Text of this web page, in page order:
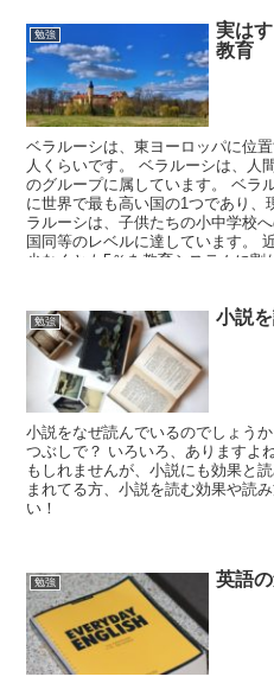
勉強
実は
教育
ベラルーシは、東ヨーロッパに位
人くらいです。 ベラルーシは、人
のグループに属しています。 ベラ
に世界で最も高い国の1つであり
ラルーシは、子供たちの小中学校
国同等のレベルに達しています。
少なくとも5％を教育システムに
勉強 小説
小説をなぜ読んでいるのでしょう
つぶしで？ いろいろ、ありますよ
もしれませんが、小説にも効果と
まれてる方、小説を読む効果や読
い！
勉強 英語